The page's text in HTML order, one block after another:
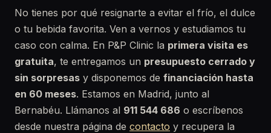
No tienes por qué resignarte a evitar el frío, el dulce
o tu bebida favorita. Ven a vernos y estudiamos tu
caso con calma. En P&P Clinic la primera visita es
gratuita, te entregamos un presupuesto cerrado y
sin sorpresas y disponemos de financiación hasta
en 60 meses. Estamos en Madrid, junto al
Bernabéu. Llámanos al 911 544 686 o escríbenos
desde nuestra página de contacto y recupera la